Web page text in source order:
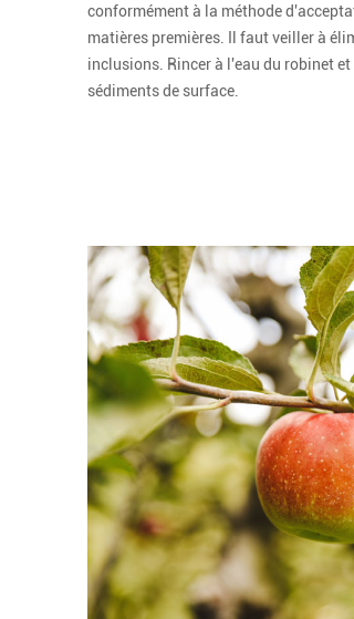
conformément à la méthode
matières premières. Il faut veiller à
inclusions. Rincer à l'eau du robinet
sédiments de surface.